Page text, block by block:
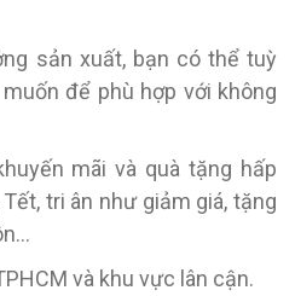
sản xuất, bạn có thể tuỳ
để phù hợp với không
mãi và quà tặng hấp
tri ân như giảm giá, tặng
và khu vực lân cận.